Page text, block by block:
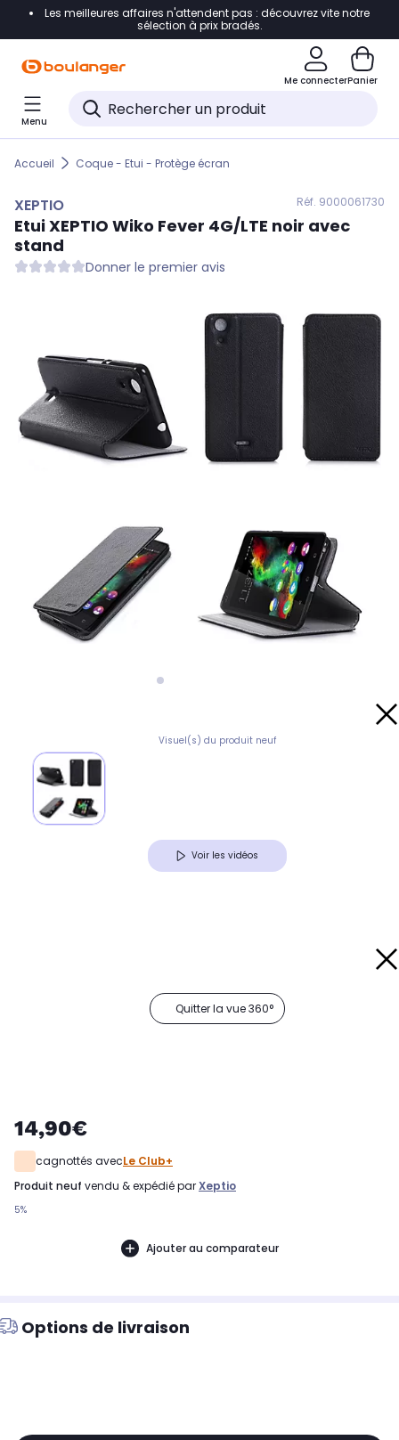
Accéder directement à la navigation
Accéder directement au pied de page
Accéder directement au chatbot
Les meilleures affaires n'attendent pas : découvrez vite notre
sélection à prix bradés.
Me connecterPanier
Menu
Accueil Coque - Etui - Protège écran
XEPTIO Réf. 9000061730
EtuiXEPTIO Wiko Fever 4G/LTE noir avec
stand
Donner le premier avis
Visuel(s) du produit neuf
Voir les vidéos
Quitter la vue 360°
14,90€
cagnottés avecLe Club+
produit neuf vendu & expédié parXeptio
5%
Ajouter au comparateur
Options de livraison